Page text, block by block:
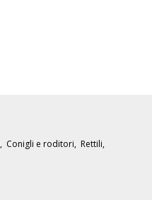
, Conigli e roditori, Rettili,